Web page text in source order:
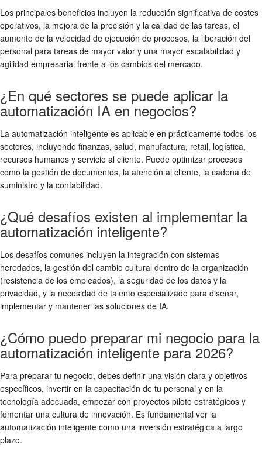
Los principales beneficios incluyen la reducción significativa de costes
operativos, la mejora de la precisión y la calidad de las tareas, el
aumento de la velocidad de ejecución de procesos, la liberación del
personal para tareas de mayor valor y una mayor escalabilidad y
agilidad empresarial frente a los cambios del mercado.
¿En qué sectores se puede aplicar la
automatización IA en negocios?
La automatización inteligente es aplicable en prácticamente todos los
sectores, incluyendo finanzas, salud, manufactura, retail, logística,
recursos humanos y servicio al cliente. Puede optimizar procesos
como la gestión de documentos, la atención al cliente, la cadena de
suministro y la contabilidad.
¿Qué desafíos existen al implementar la
automatización inteligente?
Los desafíos comunes incluyen la integración con sistemas
heredados, la gestión del cambio cultural dentro de la organización
(resistencia de los empleados), la seguridad de los datos y la
privacidad, y la necesidad de talento especializado para diseñar,
implementar y mantener las soluciones de IA.
¿Cómo puedo preparar mi negocio para la
automatización inteligente para 2026?
Para preparar tu negocio, debes definir una visión clara y objetivos
específicos, invertir en la capacitación de tu personal y en la
tecnología adecuada, empezar con proyectos piloto estratégicos y
fomentar una cultura de innovación. Es fundamental ver la
automatización inteligente como una inversión estratégica a largo
plazo.